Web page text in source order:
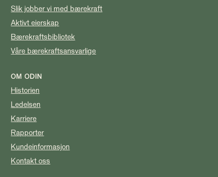
Slik jobber vi med bærekraft
Aktivt eierskap
Bærekraftsbibliotek
Våre bærekraftsansvarlige
OM ODIN
Historien
Ledelsen
Karriere
Rapporter
Kundeinformasjon
Kontakt oss